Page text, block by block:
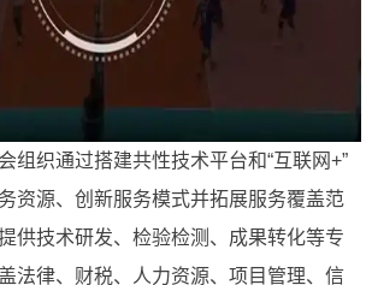
织通过搭建共性技术平台和“互联网+”
资源、创新服务模式并拓展服务覆盖范
供技术研发、检验检测、成果转化等专
法律、财税、人力资源、项目管理、信